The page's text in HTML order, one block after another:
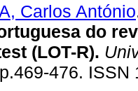
Carlos António
do
(LOT-R).
476. ISSN